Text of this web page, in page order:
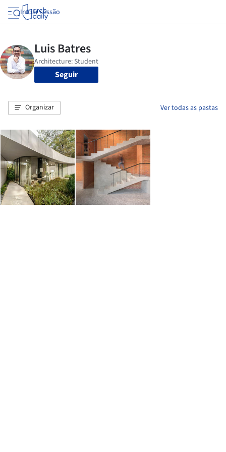
Iniciar sessão
Seguir
Organizar Ver todas as pastas